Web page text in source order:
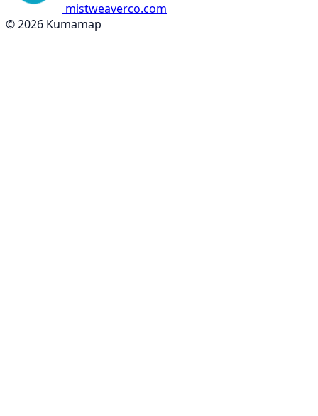
mistweaverco.com
© 2026 Kumamap